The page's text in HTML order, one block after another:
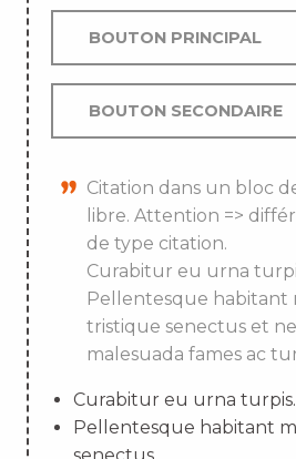
BOUTON PRINCIPAL
BOUTON SECONDAIRE
Citation dans un bloc
libre. Attention =>
de type citation.
Curabitur eu urna
Pellentesque habitant
tristique senectus et
malesuada fames ac
Curabitur eu urna turpis.
Pellentesque habitant